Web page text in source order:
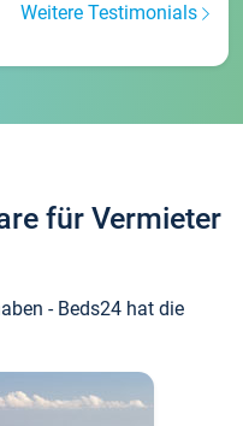
Weitere Testimonials
für Vermieter
- Beds24 hat die